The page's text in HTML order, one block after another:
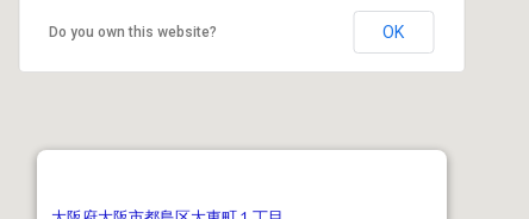
Do you own this website? OK